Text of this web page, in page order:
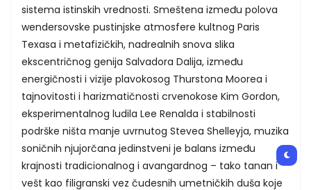
sistema istinskih vrednosti. Smeštena između polova
wendersovske pustinjske atmosfere kultnog Paris
Texasa i metafizičkih, nadrealnih snova slika
ekscentričnog genija Salvadora Dalija, između
energičnosti i vizije plavokosog Thurstona Moorea i
tajnovitosti i harizmatičnosti crvenokose Kim Gordon,
eksperimentalnog ludila Lee Renalda i stabilnosti
podrške ništa manje uvrnutog Stevea Shelleyja, muzika
soničnih njujorčana jedinstveni je balans između
krajnosti tradicionalnog i avangardnog – tako tanan i
vešt kao filigranski vez čudesnih umetničkih duša koje